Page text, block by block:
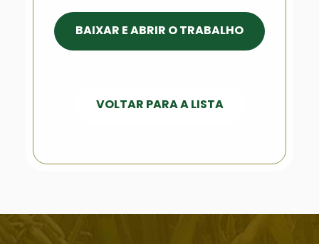
BAIXAR E ABRIR O TRABALHO
VOLTAR PARA A LISTA